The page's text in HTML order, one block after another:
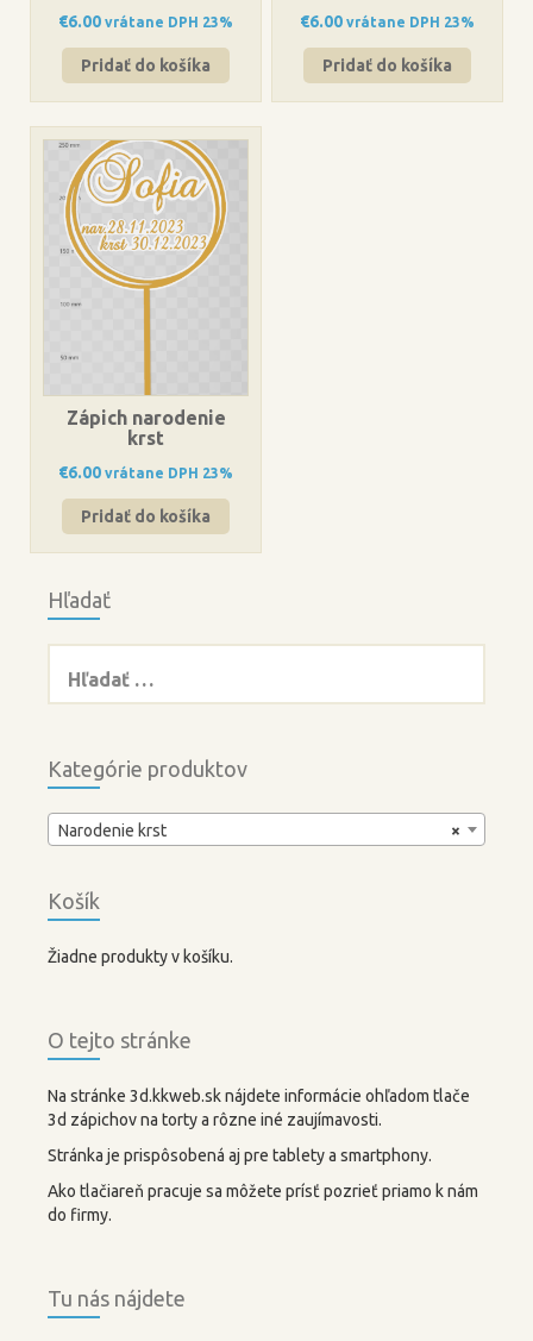
€6.00 vrátane DPH 23%
Pridať do košíka
€6.00 vrátane DPH 23%
Pridať do košíka
Zápich narodenie
krst
€6.00 vrátane DPH 23%
Pridať do košíka
Hľadať
Kategórie produktov
×
Narodenie krst
Košík
Žiadne produkty v košíku.
O tejto stránke
Na stránke 3d.kkweb.sk nájdete informácie ohľadom tlače
3d zápichov na torty a rôzne iné zaujímavosti.
Stránka je prispôsobená aj pre tablety a smartphony.
Ako tlačiareň pracuje sa môžete prísť pozrieť priamo k nám
do firmy.
Tu nás nájdete